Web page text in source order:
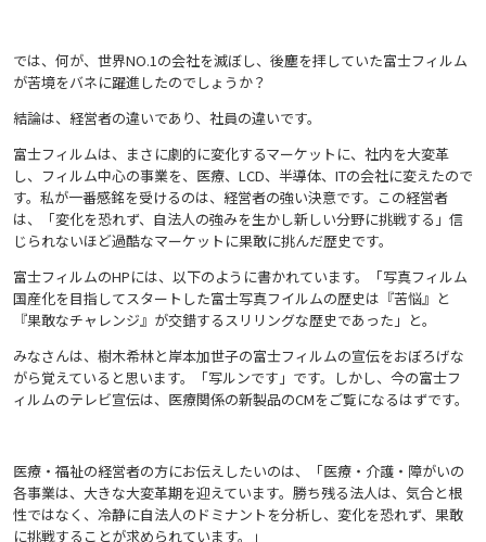
では、何が、世界NO.1の会社を滅ぼし、後塵を拝していた富士フィルム
が苦境をバネに躍進したのでしょうか？
結論は、経営者の違いであり、社員の違いです。
富士フィルムは、まさに劇的に変化するマーケットに、社内を大変革
し、フィルム中心の事業を、医療、LCD、半導体、ITの会社に変えたので
す。私が一番感銘を受けるのは、経営者の強い決意です。この経営者
は、「変化を恐れず、自法人の強みを生かし新しい分野に挑戦する」信
じられないほど過酷なマーケットに果敢に挑んだ歴史です。
富士フィルムのHPには、以下のように書かれています。「写真フィルム
国産化を目指してスタートした富士写真フイルムの歴史は『苦悩』と
『果敢なチャレンジ』が交錯するスリリングな歴史であった」と。
みなさんは、樹木希林と岸本加世子の富士フィルムの宣伝をおぼろげな
がら覚えていると思います。「写ルンです」です。しかし、今の富士フ
ィルムのテレビ宣伝は、医療関係の新製品のCMをご覧になるはずです。
医療・福祉の経営者の方にお伝えしたいのは、「医療・介護・障がいの
各事業は、大きな大変革期を迎えています。勝ち残る法人は、気合と根
性ではなく、冷静に自法人のドミナントを分析し、変化を恐れず、果敢
に挑戦することが求められています。」